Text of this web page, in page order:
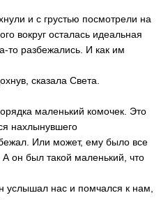
и с грустью посмотрели на
вокруг осталась идеальная
то разбежались. И как им
сказала Света.
маленький комочек. Это
нахлынувшего
Или может, ему было все
он был такой маленький, что
услышал нас и помчался к нам,